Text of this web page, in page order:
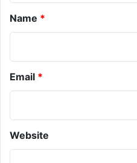
Name *
Email *
Website